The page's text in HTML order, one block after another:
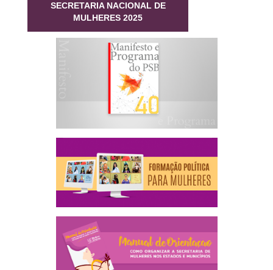
SECRETARIA NACIONAL DE
MULHERES 2025